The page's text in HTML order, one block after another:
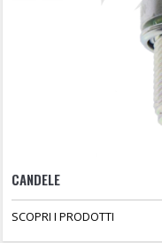
CANDELE
SCOPRI I PRODOTTI